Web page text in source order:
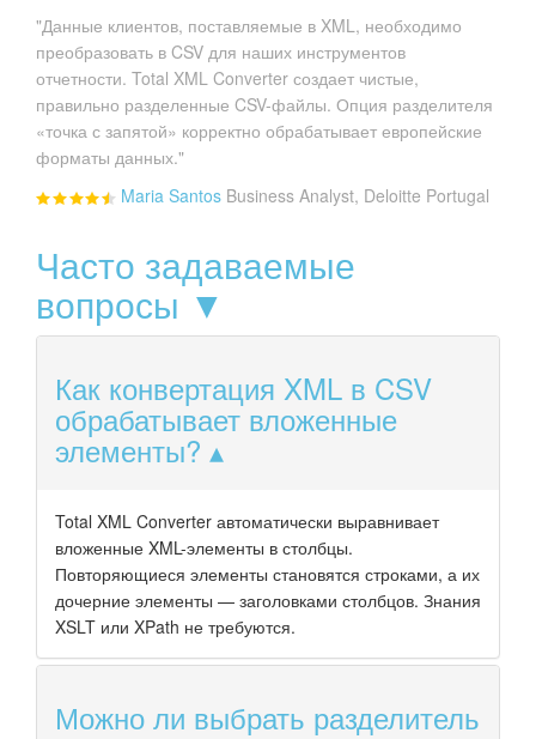
"Данные клиентов, поставляемые в XML, необходимо
преобразовать в CSV для наших инструментов
отчетности. Total XML Converter создает чистые,
правильно разделенные CSV-файлы. Опция разделителя
«точка с запятой» корректно обрабатывает европейские
форматы данных."
Maria Santos Business Analyst, Deloitte Portugal
Часто задаваемые
вопросы ▼
Как конвертация XML в CSV
обрабатывает вложенные
элементы?
Total XML Converter автоматически выравнивает
вложенные XML-элементы в столбцы.
Повторяющиеся элементы становятся строками, а их
дочерние элементы — заголовками столбцов. Знания
XSLT или XPath не требуются.
Можно ли выбрать разделитель